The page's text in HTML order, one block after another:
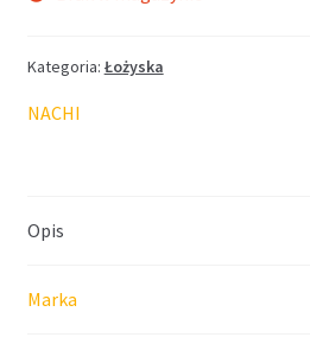
Kategoria: Łożyska
NACHI
Opis
Marka